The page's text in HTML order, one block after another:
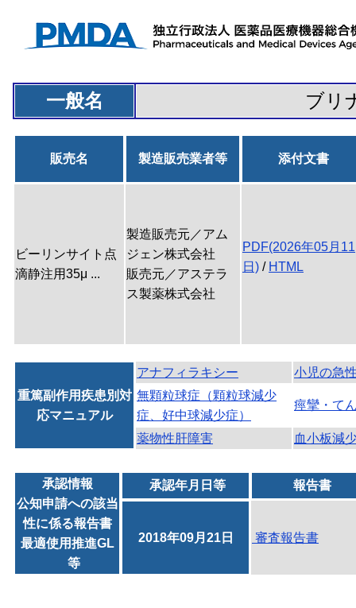
一般名 ブリ
販売名 製造販売業者等 添付文書
ビーリンサイト点
滴静注用35μ ...
製造販売元／アム
ジェン株式会社
販売元／アステラ
ス製薬株式会社
PDF(2026年05月11
日) / HTML
重篤副作用疾患別対
応マニュアル
アナフィラキシー
小児の急
無顆粒球症（顆粒球減少
症、好中球減少症）
痙攣・て
薬物性肝障害 血小板減
承認情報
公知申請への該当
性に係る報告書
最適使用推進GL
等
承認年月日等 報告書
2018年09月21日 審査報告書